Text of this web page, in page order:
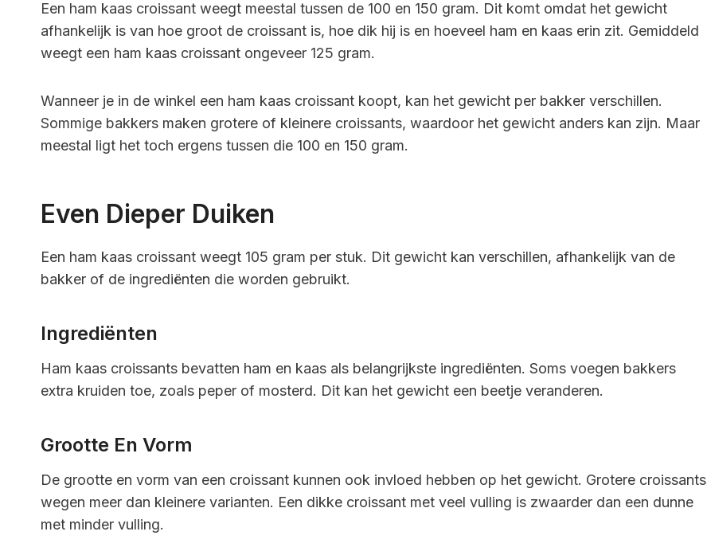
Een ham kaas croissant weegt meestal tussen de 100 en 150 gram. Dit komt omdat het gewicht
afhankelijk is van hoe groot de croissant is, hoe dik hij is en hoeveel ham en kaas erin zit. Gemiddeld
weegt een ham kaas croissant ongeveer 125 gram.
Wanneer je in de winkel een ham kaas croissant koopt, kan het gewicht per bakker verschillen.
Sommige bakkers maken grotere of kleinere croissants, waardoor het gewicht anders kan zijn. Maar
meestal ligt het toch ergens tussen die 100 en 150 gram.
Even Dieper Duiken
Een ham kaas croissant weegt 105 gram per stuk. Dit gewicht kan verschillen, afhankelijk van de
bakker of de ingrediënten die worden gebruikt.
Ingrediënten
Ham kaas croissants bevatten ham en kaas als belangrijkste ingrediënten. Soms voegen bakkers
extra kruiden toe, zoals peper of mosterd. Dit kan het gewicht een beetje veranderen.
Grootte En Vorm
De grootte en vorm van een croissant kunnen ook invloed hebben op het gewicht. Grotere croissants
wegen meer dan kleinere varianten. Een dikke croissant met veel vulling is zwaarder dan een dunne
met minder vulling.